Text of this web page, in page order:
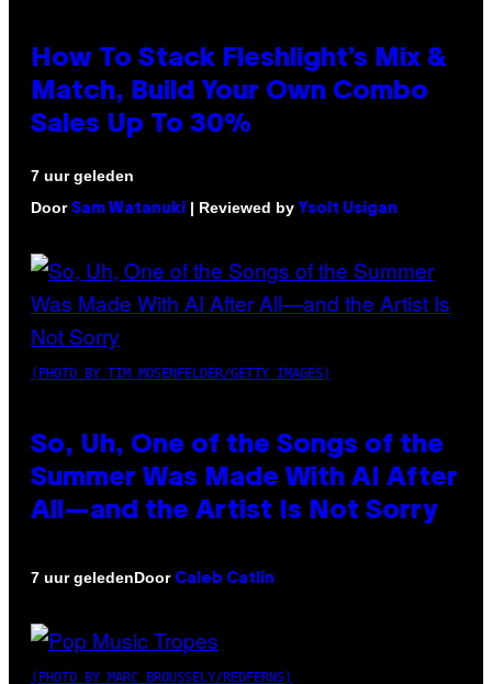
How To Stack Fleshlight’s Mix &
Match, Build Your Own Combo
Sales Up To 30%
7 uur geleden
Door Sam Watanuki | Reviewed by Ysolt Usigan
(PHOTO BY TIM MOSENFELDER/GETTY IMAGES)
So, Uh, One of the Songs of the
Summer Was Made With AI After
All—and the Artist Is Not Sorry
7 uur geledenDoor Caleb Catlin
(PHOTO BY MARC BROUSSELY/REDFERNS)